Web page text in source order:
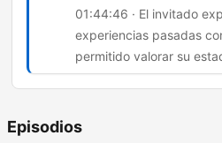
01:44:46 · El invitado
experiencias pasadas
permitido valorar su
Episodios